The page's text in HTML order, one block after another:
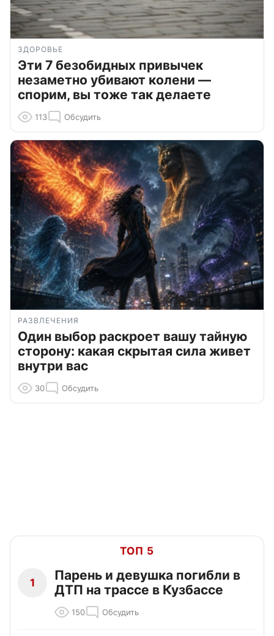
ЗДОРОВЬЕ
Эти 7 безобидных привычек
незаметно убивают колени —
спорим, вы тоже так делаете
113 Обсудить
РАЗВЛЕЧЕНИЯ
Один выбор раскроет вашу тайную
сторону: какая скрытая сила живет
внутри вас
30 Обсудить
ТОП 5
1
Парень и девушка погибли в
ДТП на трассе в Кузбассе
150 Обсудить